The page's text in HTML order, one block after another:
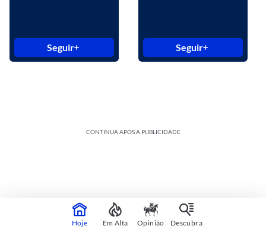
Seguir Seguir
CONTINUA APÓS A PUBLICIDADE
Hoje Em Alta Opinião Descubra